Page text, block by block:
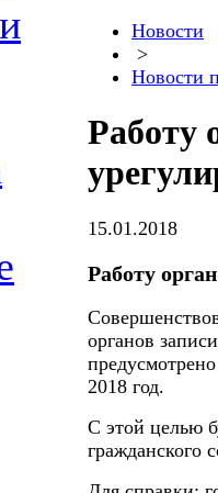
Новости
>
Новости
Работу
15.01.2018
Работу
органов
2018 год.
С этой целью
гражданского